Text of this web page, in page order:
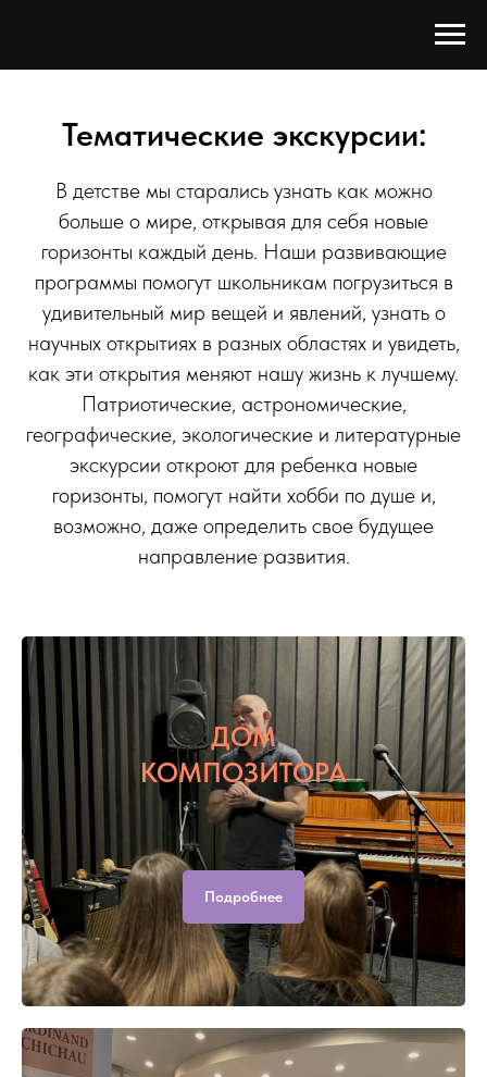
Тематические экскурсии:
В детстве мы старались узнать как можно
больше о мире, открывая для себя новые
горизонты каждый день. Наши развивающие
программы помогут школьникам погрузиться в
удивительный мир вещей и явлений, узнать о
научных открытиях в разных областях и увидеть,
как эти открытия меняют нашу жизнь к лучшему.
Патриотические, астрономические,
географические, экологические и литературные
экскурсии откроют для ребенка новые
горизонты, помогут найти хобби по душе и,
возможно, даже определить свое будущее
направление развития.
ДОМ
КОМПОЗИТОРА
Подробнее